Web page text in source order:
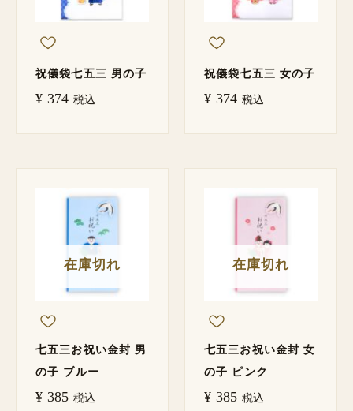
祝儀袋七五三 男の子
¥ 374 税込
祝儀袋七五三 女の子
¥ 374 税込
在庫切れ
七五三お祝い金封 男
の子 ブルー
¥ 385 税込
在庫切れ
七五三お祝い金封 女
の子 ピンク
¥ 385 税込